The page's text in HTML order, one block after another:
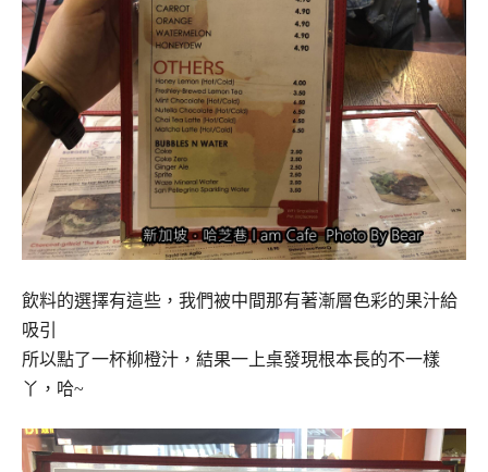
飲料的選擇有這些，我們被中間那有著漸層色彩的果汁給
吸引
所以點了一杯柳橙汁，結果一上桌發現根本長的不一樣
丫，哈~